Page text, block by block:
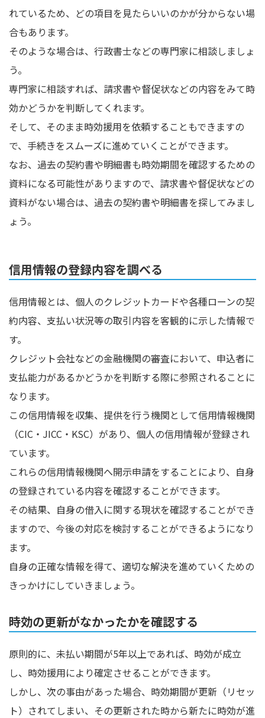
れているため、どの項目を見たらいいのかが分からない場
合もあります。
そのような場合は、行政書士などの専門家に相談しましょ
う。
専門家に相談すれば、請求書や督促状などの内容をみて時
効かどうかを判断してくれます。
そして、そのまま時効援用を依頼することもできますの
で、手続きをスムーズに進めていくことができます。
なお、過去の契約書や明細書も時効期間を確認するための
資料になる可能性がありますので、請求書や督促状などの
資料がない場合は、過去の契約書や明細書を探してみまし
ょう。
信用情報の登録内容を調べる
信用情報とは、個人のクレジットカードや各種ローンの契
約内容、支払い状況等の取引内容を客観的に示した情報で
す。
クレジット会社などの金融機関の審査において、申込者に
支払能力があるかどうかを判断する際に参照されることに
なります。
この信用情報を収集、提供を行う機関として信用情報機関
（CIC・JICC・KSC）があり、個人の信用情報が登録され
ています。
これらの信用情報機関へ開示申請をすることにより、自身
の登録されている内容を確認することができます。
その結果、自身の借入に関する現状を確認することができ
ますので、今後の対応を検討することができるようになり
ます。
自身の正確な情報を得て、適切な解決を進めていくための
きっかけにしていきましょう。
時効の更新がなかったかを確認する
原則的に、未払い期間が5年以上であれば、時効が成立
し、時効援用により確定させることができます。
しかし、次の事由があった場合、時効期間が更新（リセッ
ト）されてしまい、その更新された時から新たに時効が進